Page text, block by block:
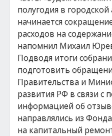
полугодия в
начинается
расходов на
напомнил Михаил
Подводя итоги
подготовить
Правительства и
развития РФ в связи с
информацией об
направлялись из
на капитальный